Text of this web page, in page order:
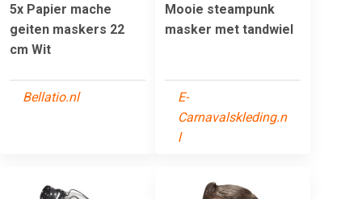
5x Papier mache
geiten maskers 22
cm Wit
Bellatio.nl
Mooie steampunk
masker met tandwiel
E-
Carnavalskleding.n
l